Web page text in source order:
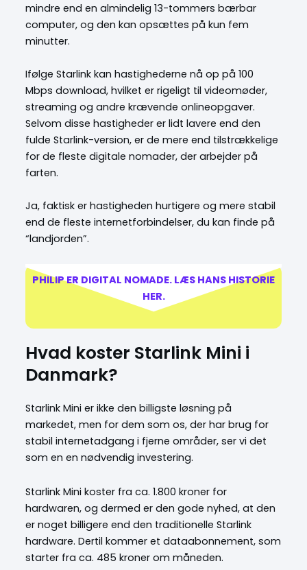
mindre end en almindelig 13-tommers bærbar
computer, og den kan opsættes på kun fem
minutter.
Ifølge Starlink kan hastighederne nå op på 100
Mbps download, hvilket er rigeligt til videomøder,
streaming og andre krævende onlineopgaver.
Selvom disse hastigheder er lidt lavere end den
fulde Starlink-version, er de mere end tilstrækkelige
for de fleste digitale nomader, der arbejder på
farten.
Ja, faktisk er hastigheden hurtigere og mere stabil
end de fleste internetforbindelser, du kan finde på
“landjorden”.
PHILIP ER DIGITAL NOMADE. LÆS HANS HISTORIE
HER.
Hvad koster Starlink Mini i
Danmark?
Starlink Mini er ikke den billigste løsning på
markedet, men for dem som os, der har brug for
stabil internetadgang i fjerne områder, ser vi det
som en en nødvendig investering.
Starlink Mini koster fra ca. 1.800 kroner for
hardwaren, og dermed er den gode nyhed, at den
er noget billigere end den traditionelle Starlink
hardware. Dertil kommer et dataabonnement, som
starter fra ca. 485 kroner om måneden.